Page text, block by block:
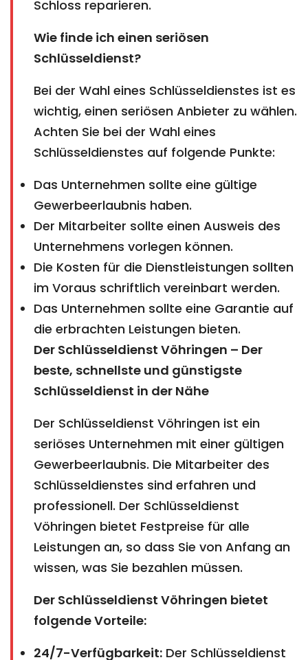
Schloss reparieren.
Wie finde ich einen seriösen
Schlüsseldienst?
Bei der Wahl eines Schlüsseldienstes ist es
wichtig, einen seriösen Anbieter zu wählen.
Achten Sie bei der Wahl eines
Schlüsseldienstes auf folgende Punkte:
Das Unternehmen sollte eine gültige
Gewerbeerlaubnis haben.
Der Mitarbeiter sollte einen Ausweis des
Unternehmens vorlegen können.
Die Kosten für die Dienstleistungen sollten
im Voraus schriftlich vereinbart werden.
Das Unternehmen sollte eine Garantie auf
die erbrachten Leistungen bieten.
Der Schlüsseldienst Vöhringen – Der
beste, schnellste und günstigste
Schlüsseldienst in der Nähe
Der Schlüsseldienst Vöhringen ist ein
seriöses Unternehmen mit einer gültigen
Gewerbeerlaubnis. Die Mitarbeiter des
Schlüsseldienstes sind erfahren und
professionell. Der Schlüsseldienst
Vöhringen bietet Festpreise für alle
Leistungen an, so dass Sie von Anfang an
wissen, was Sie bezahlen müssen.
Der Schlüsseldienst Vöhringen bietet
folgende Vorteile:
24/7-Verfügbarkeit: Der Schlüsseldienst